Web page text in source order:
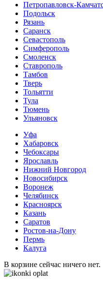
Петропавловск-
Подольск
Рязань
Саранск
Севастополь
Симферополь
Смоленск
Ставрополь
Тамбов
Тверь
Тольятти
Тула
Тюмень
Ульяновск
Уфа
Хабаровск
Чебоксары
Ярославль
Нижний Новгород
Новосибирск
Воронеж
Челябинск
Красноярск
Казань
Саратов
Ростов-на-Дону
Пермь
Калуга
В корзине сейчас ничего нет.